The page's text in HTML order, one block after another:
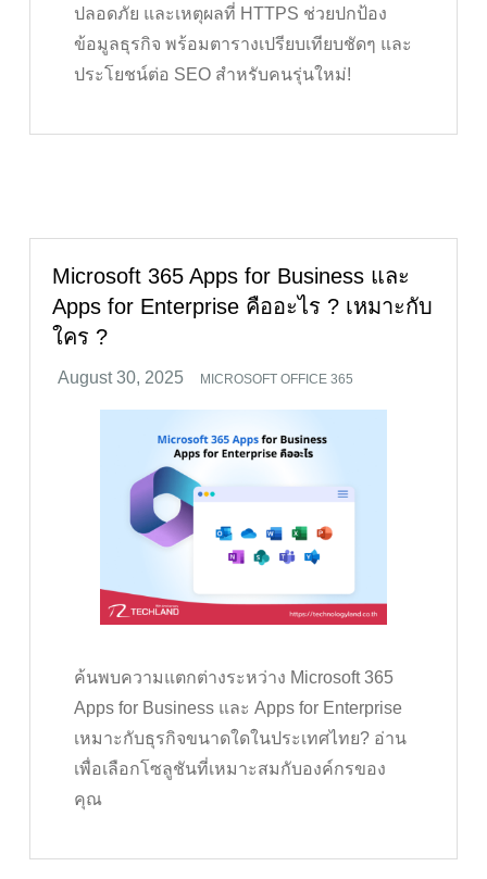
ปลอดภัย และเหตุผลที่ HTTPS ช่วยปกป้อง
ข้อมูลธุรกิจ พร้อมตารางเปรียบเทียบชัดๆ และ
ประโยชน์ต่อ SEO สำหรับคนรุ่นใหม่!
Microsoft 365 Apps for Business และ
Apps for Enterprise คืออะไร ? เหมาะกับ
ใคร ?
MICROSOFT OFFICE 365
ค้นพบความแตกต่างระหว่าง Microsoft 365
Apps for Business และ Apps for Enterprise
เหมาะกับธุรกิจขนาดใดในประเทศไทย? อ่าน
เพื่อเลือกโซลูชันที่เหมาะสมกับองค์กรของ
คุณ